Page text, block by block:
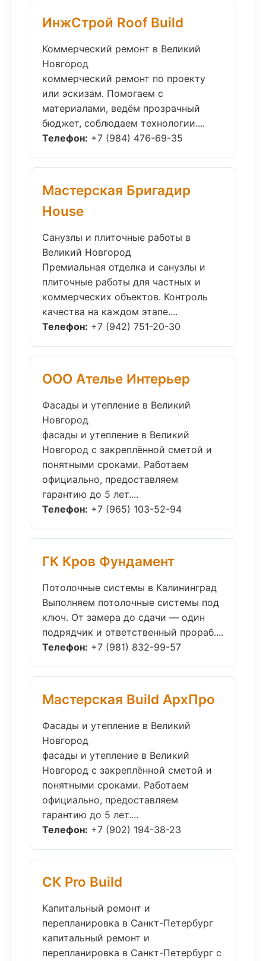
ИнжСтрой Roof Build
Коммерческий ремонт в Великий
Новгород
коммерческий ремонт по проекту
или эскизам. Помогаем с
материалами, ведём прозрачный
бюджет, соблюдаем технологии....
Телефон: +7 (984) 476-69-35
Мастерская Бригадир
House
Санузлы и плиточные работы в
Великий Новгород
Премиальная отделка и санузлы и
плиточные работы для частных и
коммерческих объектов. Контроль
качества на каждом этапе....
Телефон: +7 (942) 751-20-30
ООО Ателье Интерьер
Фасады и утепление в Великий
Новгород
фасады и утепление в Великий
Новгород с закреплённой сметой и
понятными сроками. Работаем
официально, предоставляем
гарантию до 5 лет....
Телефон: +7 (965) 103-52-94
ГК Кров Фундамент
Потолочные системы в Калининград
Выполняем потолочные системы под
ключ. От замера до сдачи — один
подрядчик и ответственный прораб....
Телефон: +7 (981) 832-99-57
Мастерская Build АрхПро
Фасады и утепление в Великий
Новгород
фасады и утепление в Великий
Новгород с закреплённой сметой и
понятными сроками. Работаем
официально, предоставляем
гарантию до 5 лет....
Телефон: +7 (902) 194-38-23
СК Pro Build
Капитальный ремонт и
перепланировка в Санкт-Петербург
капитальный ремонт и
перепланировка в Санкт-Петербург с